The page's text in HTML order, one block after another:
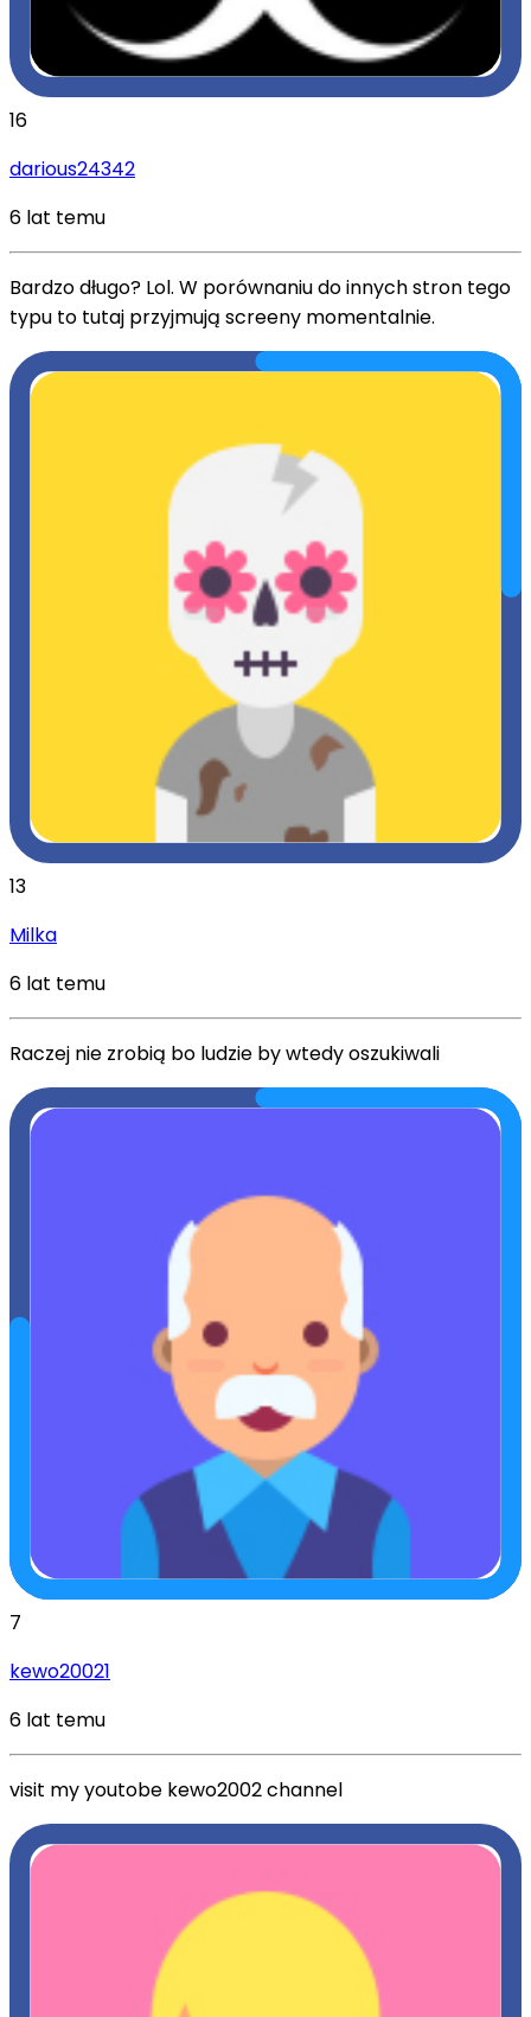
16
darious24342
6 lat temu
Bardzo długo? Lol. W porównaniu do innych stron tego
typu to tutaj przyjmują screeny momentalnie.
13
Milka
6 lat temu
Raczej nie zrobią bo ludzie by wtedy oszukiwali
7
kewo20021
6 lat temu
visit my youtobe kewo2002 channel